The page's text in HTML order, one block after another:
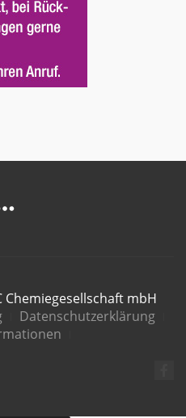
Chemiegesellschaft mbH
Datenschutzerklärung